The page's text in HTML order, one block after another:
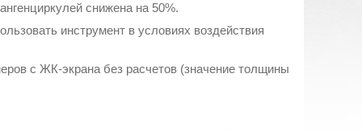
снижена на 50%.
инструмент в условиях воздействия
с ЖК-экрана без расчетов (значение толщины